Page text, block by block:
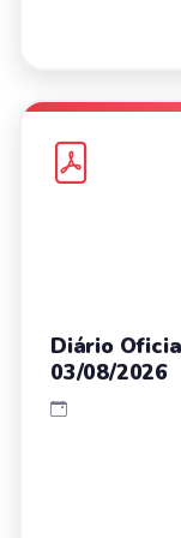
Diário
03/08/2026